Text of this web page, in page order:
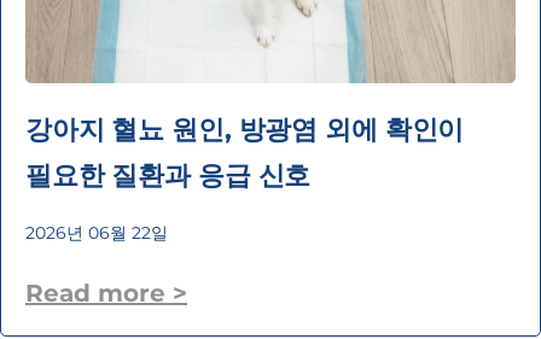
강아지 혈뇨 원인, 방광염 외에 확인이
필요한 질환과 응급 신호
2026년 06월 22일
Read more >